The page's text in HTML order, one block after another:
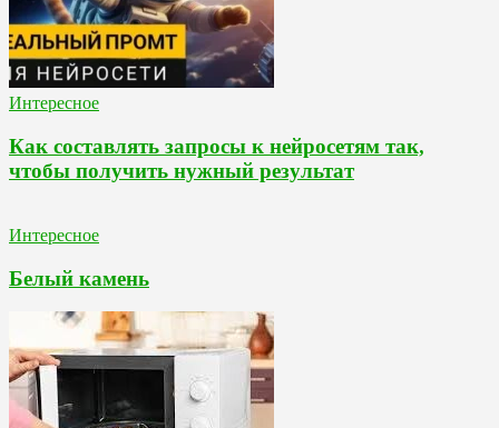
Интересное
Как составлять запросы к нейросетям так,
чтобы получить нужный результат
Интересное
Белый камень